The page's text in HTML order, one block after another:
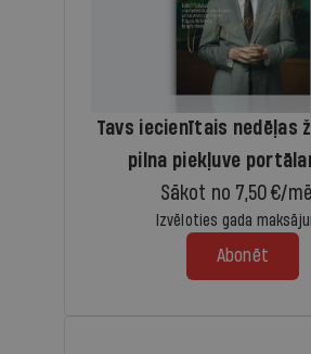
Tavs iecienītais nedēļas
pilna piekļuve
Sākot no 7,50 €/
Izvēloties gada
Abonēt